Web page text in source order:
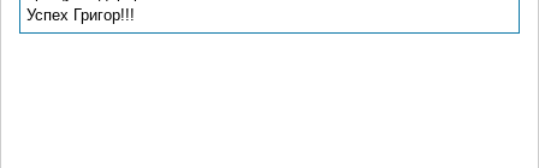
Успех Григор!!!